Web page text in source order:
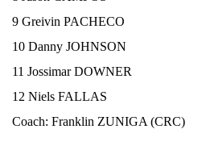
9 Greivin PACHECO
10 Danny JOHNSON
11 Jossimar DOWNER
12 Niels FALLAS
Coach: Franklin ZUNIGA (CRC)